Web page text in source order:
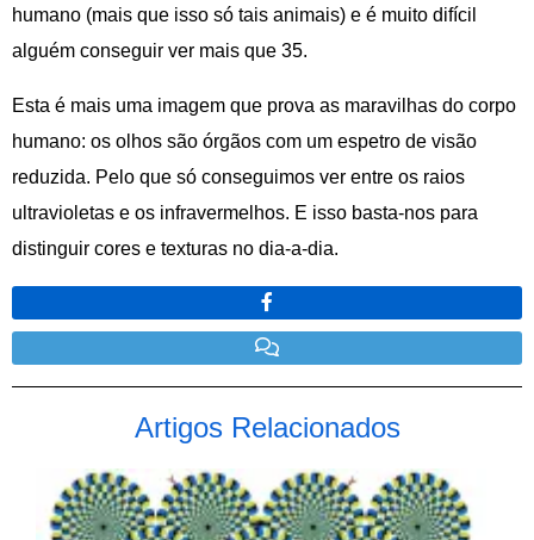
humano (mais que isso só tais animais) e é muito difícil
alguém conseguir ver mais que 35.
Esta é mais uma imagem que prova as maravilhas do corpo
humano: os olhos são órgãos com um espetro de visão
reduzida. Pelo que só conseguimos ver entre os raios
ultravioletas e os infravermelhos. E isso basta-nos para
distinguir cores e texturas no dia-a-dia.
Artigos Relacionados